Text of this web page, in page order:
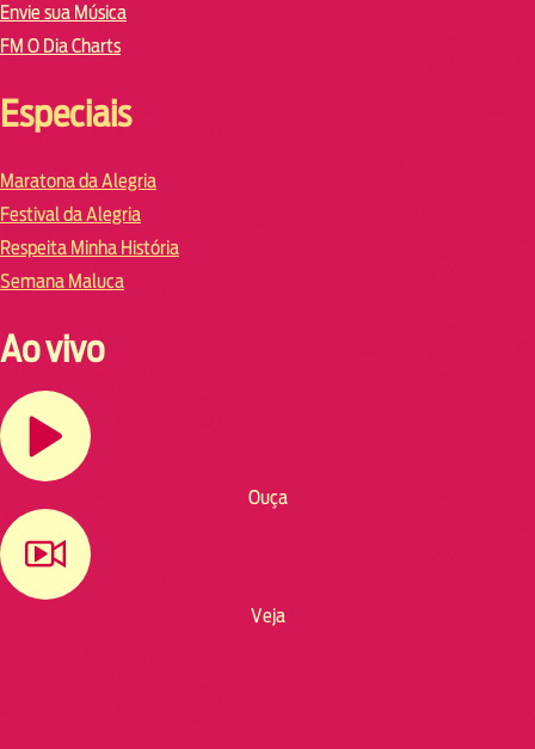
Envie sua Música
FM O Dia Charts
Especiais
Maratona da Alegria
Festival da Alegria
Respeita Minha História
Semana Maluca
Ao vivo
Ouça
Veja